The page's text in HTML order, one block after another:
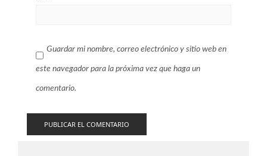
Guardar mi nombre, correo electrónico y sitio web en
este navegador para la próxima vez que haga un
comentario.